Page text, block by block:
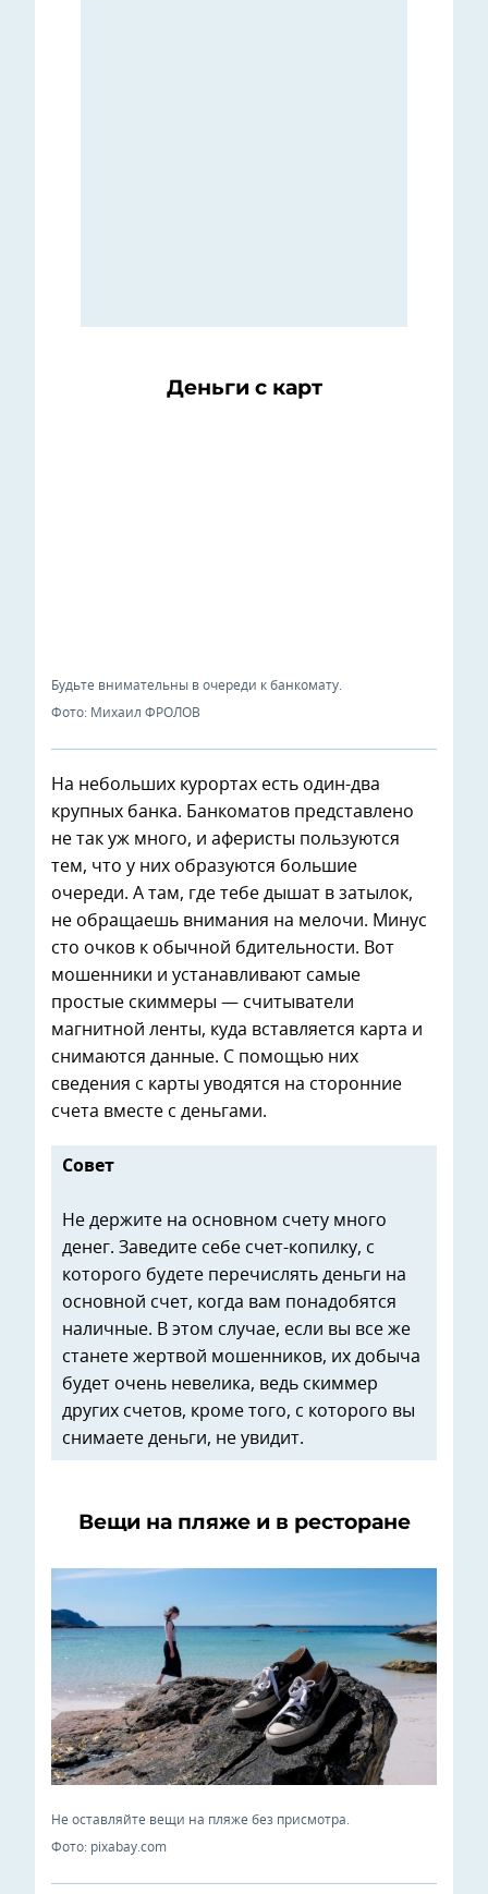
Деньги с карт
Будьте внимательны в очереди к банкомату.
Фото: Михаил ФРОЛОВ
На небольших курортах есть один-два
крупных банка. Банкоматов представлено
не так уж много, и аферисты пользуются
тем, что у них образуются большие
очереди. А там, где тебе дышат в затылок,
не обращаешь внимания на мелочи. Минус
сто очков к обычной бдительности. Вот
мошенники и устанавливают самые
простые скиммеры — считыватели
магнитной ленты, куда вставляется карта и
снимаются данные. С помощью них
сведения с карты уводятся на сторонние
счета вместе с деньгами.
Совет
Не держите на основном счету много
денег. Заведите себе счет-копилку, с
которого будете перечислять деньги на
основной счет, когда вам понадобятся
наличные. В этом случае, если вы все же
станете жертвой мошенников, их добыча
будет очень невелика, ведь скиммер
других счетов, кроме того, с которого вы
снимаете деньги, не увидит.
Вещи на пляже и в ресторане
Не оставляйте вещи на пляже без присмотра.
Фото: pixabay.com